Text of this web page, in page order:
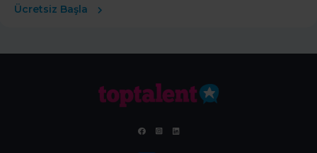
Ücretsiz Başla